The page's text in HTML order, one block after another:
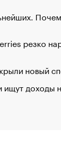
резко
новый
ищут доходы